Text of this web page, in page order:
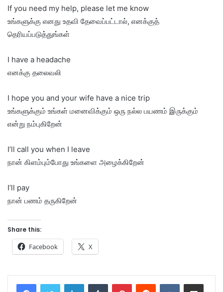
If you need my help, please let me know
உங்களுக்கு எனது உதவி தேவைப்பட்டால், எனக்குத்
தெரியப்படுத்துங்கள்
I have a headache
எனக்கு தலைவலி
I hope you and your wife have a nice trip
உங்களுக்கும் உங்கள் மனைவிக்கும் ஒரு நல்ல பயணம் இருக்கும்
என்று நம்புகிறேன்
I’ll call you when I leave
நான் கிளம்பும்போது உங்களை அழைக்கிறேன்
I’ll pay
நான் பணம் தருகிறேன்
Share this:
Facebook X
LinkedInTumblr PinterestReddit VKontakteShare via Email